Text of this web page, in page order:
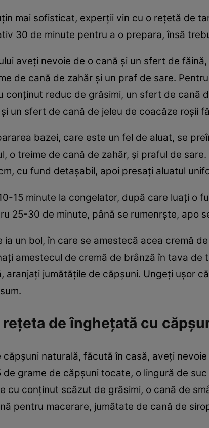
mai sofisticat, experții vin cu o rețetă de
30 de minute pentru a o prepara, însă
aveți nevoie de o cană și un sfert de
de cană de zahăr și un praf de sare.
conținut reduc de grăsimi, un sfert de cană
un sfert de cană de jeleu de coacăze roșii
bazei, care este un fel de aluat, se
o treime de cană de zahăr, și praful de
cu fund detașabil, apoi presați aluatul
15 minute la congelator, după care luați o
25-30 de minute, până se rumenrște, apo
ia un bol, în care se amestecă acea cremă
amestecul de cremă de brânză în tava
aranjați jumătățile de căpșuni. Ungeți ușor
de înghețată cu
naturală, făcută în casă, aveți
de grame de căpșuni tocate, o lingură de
cu conținut scăzut de grăsimi, o cană de
pentru macerare, jumătate de cană de